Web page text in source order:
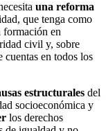
una reforma
que tenga como
formación en
civil y, sobre
en todos los
estructurales del
socioeconómica y
los derechos